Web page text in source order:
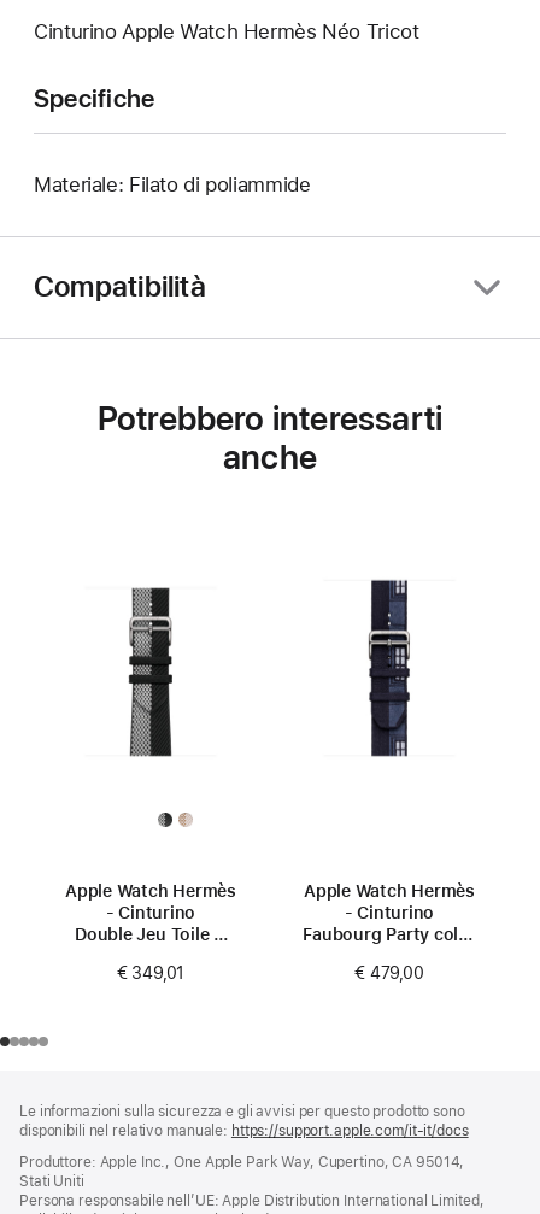
Cinturino Apple Watch Hermès Néo Tricot
Specifiche
Materiale: Filato di poliammide
Compatibilità
Potrebbero interessarti
anche
Apple Watch Hermès
- Cinturino
Double Jeu Toile H
(42 mm)
€ 349,01
Apple Watch Hermès
- Cinturino
Faubourg Party color
€ 479,00
di
pagina
a
piè
di
pagina
Le informazioni sulla sicurezza e gli avvisi per questo prodotto sono
disponibili nel relativo manuale: https://support.apple.com/it-it/docs(si
finestra)
Produttore: Apple Inc., One Apple Park Way, Cupertino, CA 95014,
Stati Uniti
Persona responsabile nell’UE: Apple Distribution International Limited,